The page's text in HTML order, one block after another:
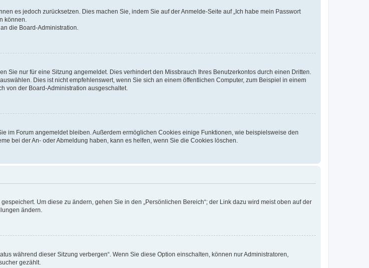
es jedoch zurücksetzen. Dies machen Sie, indem Sie auf der Anmelde-Seite auf „Ich habe mein Passwort
können.
die Board-Administration.
Sie nur für eine Sitzung angemeldet. Dies verhindert den Missbrauch Ihres Benutzerkontos durch einen Dritten.
Dies ist nicht empfehlenswert, wenn Sie sich an einem öffentlichen Computer, zum Beispiel in einem
von der Board-Administration ausgeschaltet.
im Forum angemeldet bleiben. Außerdem ermöglichen Cookies einige Funktionen, wie beispielsweise den
bei der An- oder Abmeldung haben, kann es helfen, wenn Sie die Cookies löschen.
Um diese zu ändern, gehen Sie in den „Persönlichen Bereich“; der Link dazu wird meist oben auf der
ändern.
während dieser Sitzung verbergen“. Wenn Sie diese Option einschalten, können nur Administratoren,
gezählt.